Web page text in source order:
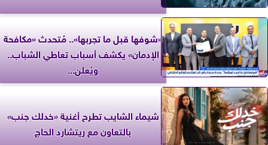
«شوفها قبل ما تجربها».. مُتحدث «مكافحة
الإدمان» يكشف أسباب تعاطي الشباب..
ويُعلن...
شيماء الشايب تطرح أغنية «خدلك جنب»
بالتعاون مع ريتشارد الحاج